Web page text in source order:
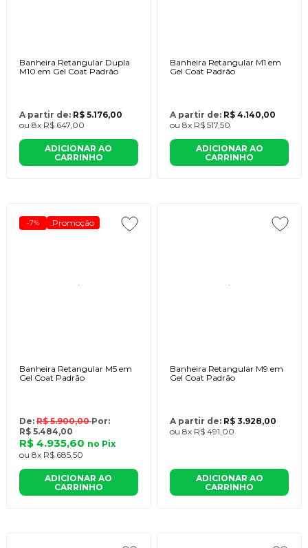
Banheira Retangular Dupla
M10 em Gel Coat Padrão
A partir de: R$ 5.176,00
ou 8x R$ 647,00
ADICIONAR AO
CARRINHO
Banheira Retangular M1 em
Gel Coat Padrão
A partir de: R$ 4.140,00
ou 8x R$ 517,50
ADICIONAR AO
CARRINHO
-7% Promoção
Banheira Retangular M5 em
Gel Coat Padrão
De: R$ 5.900,00Por:
R$ 5.484,00
R$ 4.935,60 no Pix
ou 8x R$ 685,50
ADICIONAR AO
CARRINHO
Banheira Retangular M9 em
Gel Coat Padrão
A partir de: R$ 3.928,00
ou 8x R$ 491,00
ADICIONAR AO
CARRINHO